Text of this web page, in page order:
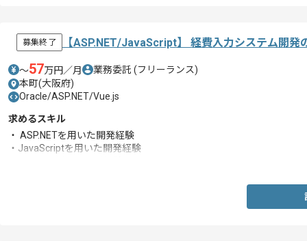
募集終了 【ASP.NET/JavaScript】 経費入力システム開発
〜57万円／月 業務委託 (フリーランス)
本町(大阪府)
Oracle/ASP.NET/Vue.js
求めるスキル
・ ASP.NETを用いた開発経験
・JavaScriptを用いた開発経験